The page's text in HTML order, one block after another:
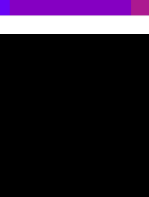
CEO INDONESIA